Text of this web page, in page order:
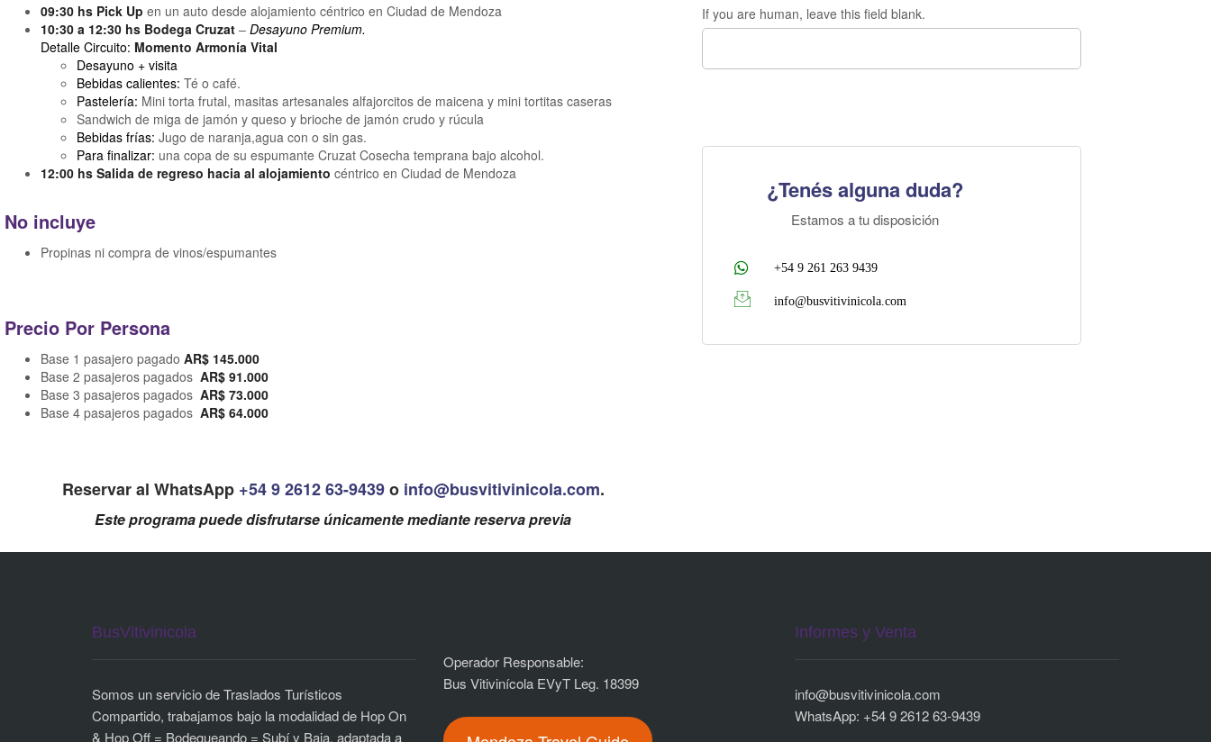
09:30 hs Pick Up en un auto desde alojamiento céntrico en Ciudad de Mendoza
10:30 a 12:30 hs Bodega Cruzat – Desayuno Premium.
Detalle Circuito: Momento Armonía Vital
Desayuno + visita
Bebidas calientes: Té o café.
Pastelería: Mini torta frutal, masitas artesanales alfajorcitos de maicena y mini tortitas caseras
Sandwich de miga de jamón y queso y brioche de jamón crudo y rúcula
Bebidas frías: Jugo de naranja,agua con o sin gas.
Para finalizar: una copa de su espumante Cruzat Cosecha temprana bajo alcohol.
12:00 hs Salida de regreso hacia al alojamiento céntrico en Ciudad de Mendoza
No incluye
Propinas ni compra de vinos/espumantes
Precio Por Persona
Base 1 pasajero pagado AR$ 145.000
Base 2 pasajeros pagados AR$ 91.000
Base 3 pasajeros pagados AR$ 73.000
Base 4 pasajeros pagados AR$ 64.000
Reservar al WhatsApp +54 9 2612 63-9439o info@busvitivinicola.com.
Este programa puede disfrutarse únicamente mediante reserva previa
If you are human, leave this field blank.
¿Tenés alguna duda?
Estamos a tu disposición
+54 9 261 263 9439
info@busvitivinicola.com
BusVitivinicola
Somos un servicio de Traslados Turísticos
Compartido, trabajamos bajo la modalidad de Hop On
& Hop Off = Bodegueando = Subí y Baja, adaptada a
Operador Responsable:
Bus Vitivinícola EVyT Leg. 18399
Informes y Venta
info@busvitivinicola.com
WhatsApp: +54 9 2612 63-9439